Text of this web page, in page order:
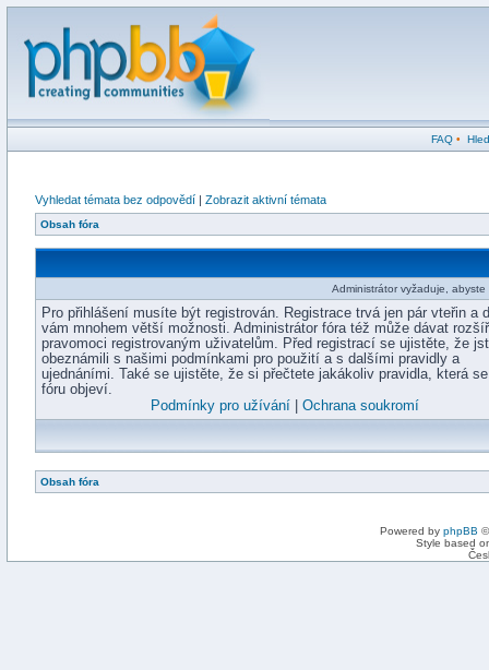
FAQ•
Vyhledat témata bez odpovědí | Zobrazit aktivní témata
Obsah fóra
Administrátor vyžaduje,
Pro přihlášení musíte být registrován. Registrace trvá jen pár vteřin a
vám mnohem větší možnosti. Administrátor fóra též může dávat
pravomoci registrovaným uživatelům. Před registrací se ujistěte, že
obeznámili s našimi podmínkami pro použití a s dalšími pravidly a
ujednáními. Také se ujistěte, že si přečtete jakákoliv pravidla, která
fóru objeví.
Podmínky pro užívání
Ochrana soukromí
Obsah fóra
Powered by phpBB
Style based